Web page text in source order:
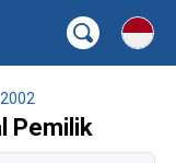
2002
Pemilik